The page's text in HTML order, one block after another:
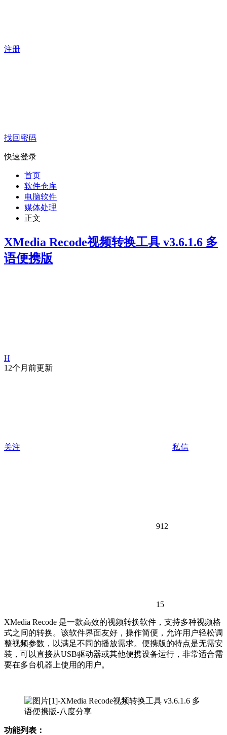
注册
找回密码
快速登录
首页
软件仓库
电脑软件
媒体处理
正文
XMedia Recode视频转换工具 v3.6.1.6 多
语便携版
H
12个月前更新
关注 私信
912
15
XMedia Recode 是一款高效的视频转换软件，支持多种视频格
式之间的转换。该软件界面友好，操作简便，允许用户轻松调
整视频参数，以满足不同的播放需求。便携版的特点是无需安
装，可以直接从USB驱动器或其他便携设备运行，非常适合需
要在多台机器上使用的用户。
功能列表：